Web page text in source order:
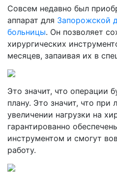
Совсем недавно был
аппарат для Запорожской
больницы. Он позволяет
хирургических
месяцев, запаивая их в
Это значит, что операции
плану. Это значит, что
увеличении нагрузки на
гарантированно
инструментом и смогут
работу.